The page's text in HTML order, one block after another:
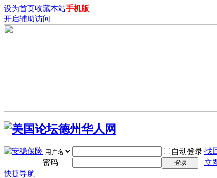
设为首页收藏本站手机版
开启辅助访问
自动登录 找
密码
登录
立
快捷导航